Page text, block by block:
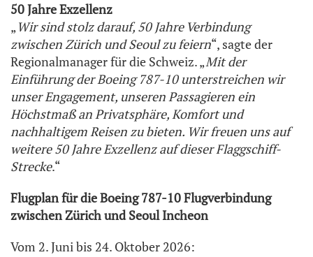
50 Jahre Exzellenz
„Wir sind stolz darauf, 50 Jahre Verbindung
zwischen Zürich und Seoul zu feiern“, sagte der
Regionalmanager für die Schweiz. „Mit der
Einführung der Boeing 787-10 unterstreichen wir
unser Engagement, unseren Passagieren ein
Höchstmaß an Privatsphäre, Komfort und
nachhaltigem Reisen zu bieten. Wir freuen uns auf
weitere 50 Jahre Exzellenz auf dieser Flaggschiff-
Strecke.“
Flugplan für die Boeing 787-10 Flugverbindung
zwischen Zürich und Seoul Incheon
Vom 2. Juni bis 24. Oktober 2026: